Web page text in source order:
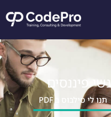
תנו לי סילבוס ב PDF